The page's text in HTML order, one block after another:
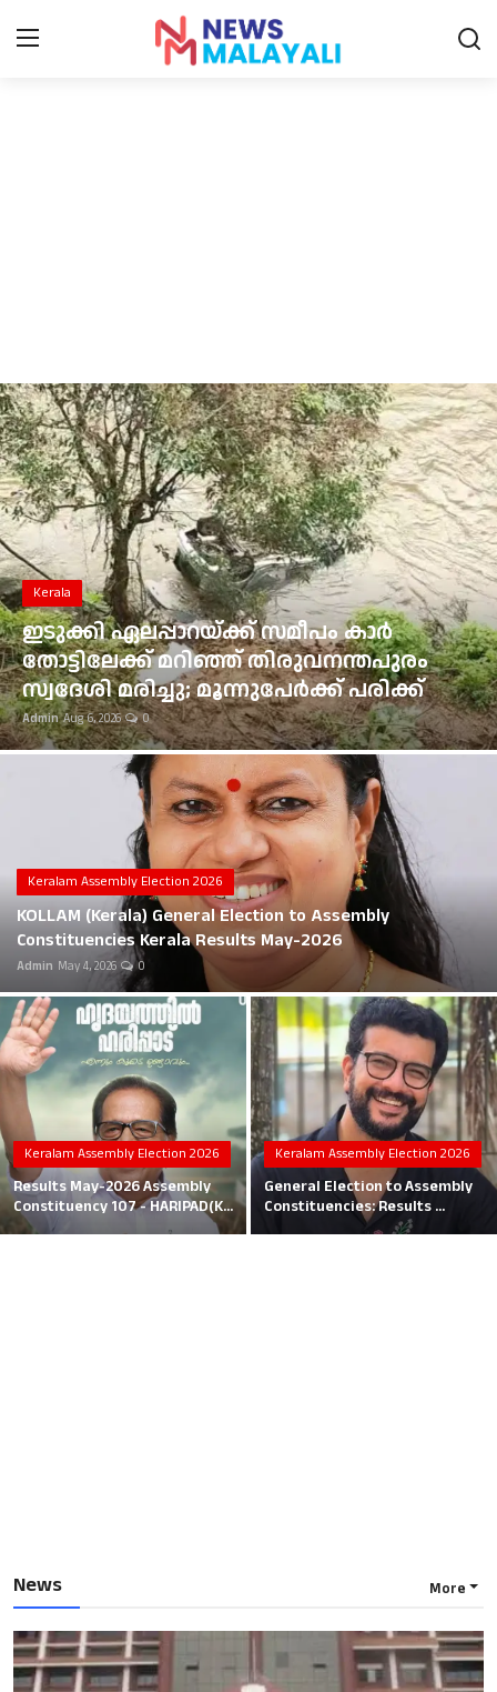
Entertainment
Sports
Food
Gulf News
Loksabha Election 2024
Technology
Health
Jobs Mall
Career
Education
Business
Local News
Earn Money
Tutorials
Malayalam
Kerala
ഇടുക്കി ഏലപ്പാറയ്ക്ക് സമീപം കാർ
തോട്ടിലേക്ക് മറിഞ്ഞ് തിരുവനന്തപുരം
സ്വദേശി മരിച്ചു; മൂന്നുപേർക്ക് പരിക്ക്
Admin Aug 6, 2026 0
Keralam Assembly Election 2026
KOLLAM (Kerala) General Election to Assembly
Constituencies Kerala Results May-2026
Admin May 4, 2026 0
Keralam Assembly Election 2026
Results May-2026 Assembly
Constituency 107 - HARIPAD(K...
Keralam Assembly Election 2026
General Election to Assembly
Constituencies: Results ...
News More